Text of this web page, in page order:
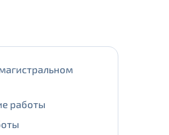
работы